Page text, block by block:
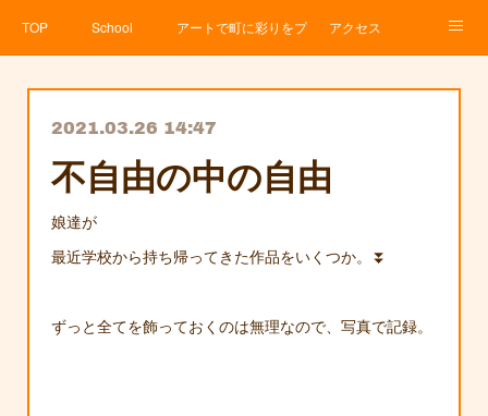
TOP School アートで町に彩りをプロジェクト
アクセス
2021.03.26 14:47
不自由の中の自由
娘達が
最近学校から持ち帰ってきた作品をいくつか。⏬
ずっと全てを飾っておくのは無理なので、写真で記録。